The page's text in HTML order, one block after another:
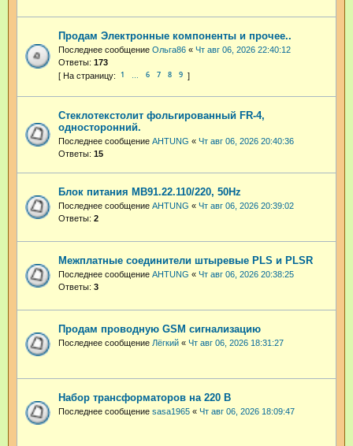
Продам Электронные компоненты и прочее..
Последнее сообщение Ольга86 « Чт авг 06, 2026 22:40:12
Ответы: 173
1 6 7 8 9
Стеклотекстолит фольгированный FR-4,
односторонний.
Последнее сообщение AHTUNG « Чт авг 06, 2026 20:40:36
Ответы: 15
Блок питания МВ91.22.110/220, 50Hz
Последнее сообщение AHTUNG « Чт авг 06, 2026 20:39:02
Ответы: 2
Межплатные соединители штыревые PLS и PLSR
Последнее сообщение AHTUNG « Чт авг 06, 2026 20:38:25
Ответы: 3
Продам проводную GSM сигнализацию
Последнее сообщение Лёгкий « Чт авг 06, 2026 18:31:27
Набор трансформаторов на 220 В
Последнее сообщение sasa1965 « Чт авг 06, 2026 18:09:47